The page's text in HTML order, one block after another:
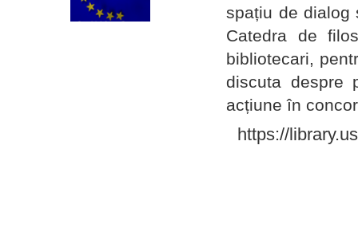
spațiu de dialog
Catedra de
bibliotecari,
discuta despre
acțiune în
https://